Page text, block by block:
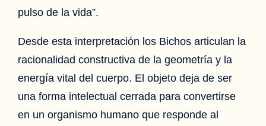
pulso de la vida”.
Desde esta interpretación los Bichos articulan la
racionalidad constructiva de la geometría y la
energía vital del cuerpo. El objeto deja de ser
una forma intelectual cerrada para convertirse
en un organismo humano que responde al